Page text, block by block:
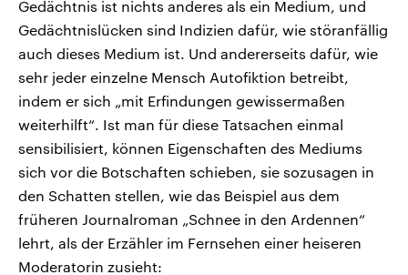
Gedächtnis ist nichts anderes als ein Medium, und
Gedächtnislücken sind Indizien dafür, wie störanfällig
auch dieses Medium ist. Und andererseits dafür, wie
sehr jeder einzelne Mensch Autofiktion betreibt,
indem er sich „mit Erfindungen gewissermaßen
weiterhilft“. Ist man für diese Tatsachen einmal
sensibilisiert, können Eigenschaften des Mediums
sich vor die Botschaften schieben, sie sozusagen in
den Schatten stellen, wie das Beispiel aus dem
früheren Journalroman „Schnee in den Ardennen“
lehrt, als der Erzähler im Fernsehen einer heiseren
Moderatorin zusieht: